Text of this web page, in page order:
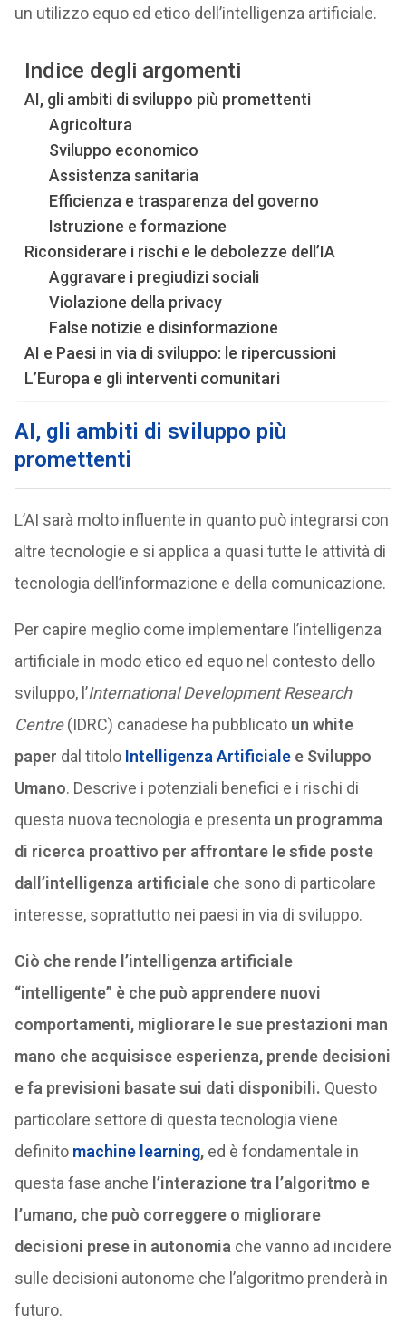
un utilizzo equo ed etico dell’intelligenza artificiale.
Indice degli argomenti
AI, gli ambiti di sviluppo più promettenti
Agricoltura
Sviluppo economico
Assistenza sanitaria
Efficienza e trasparenza del governo
Istruzione e formazione
Riconsiderare i rischi e le debolezze dell’IA
Aggravare i pregiudizi sociali
Violazione della privacy
False notizie e disinformazione
AI e Paesi in via di sviluppo: le ripercussioni
L’Europa e gli interventi comunitari
AI, gli ambiti di sviluppo più
promettenti
L’AI sarà molto influente in quanto può integrarsi con
altre tecnologie e si applica a quasi tutte le attività di
tecnologia dell’informazione e della comunicazione.
Per capire meglio come implementare l’intelligenza
artificiale in modo etico ed equo nel contesto dello
sviluppo, l’International Development Research
Centre(IDRC) canadese ha pubblicato un white
paper dal titolo Intelligenza Artificialee Sviluppo
Umano. Descrive i potenziali benefici e i rischi di
questa nuova tecnologia e presenta un programma
di ricerca proattivo per affrontare le sfide poste
dall’intelligenza artificialeche sono di particolare
interesse, soprattutto nei paesi in via di sviluppo.
Ciò che rende l’intelligenza artificiale
“intelligente” è che può apprendere nuovi
comportamenti, migliorare le sue prestazioni man
mano che acquisisce esperienza, prende decisioni
e fa previsioni basate sui dati disponibili. Questo
particolare settore di questa tecnologia viene
definito machine learning, ed è fondamentale in
questa fase anche l’interazione tra l’algoritmo e
l’umano, che può correggere o migliorare
decisioni prese in autonomia che vanno ad incidere
sulle decisioni autonome che l’algoritmo prenderà in
futuro.